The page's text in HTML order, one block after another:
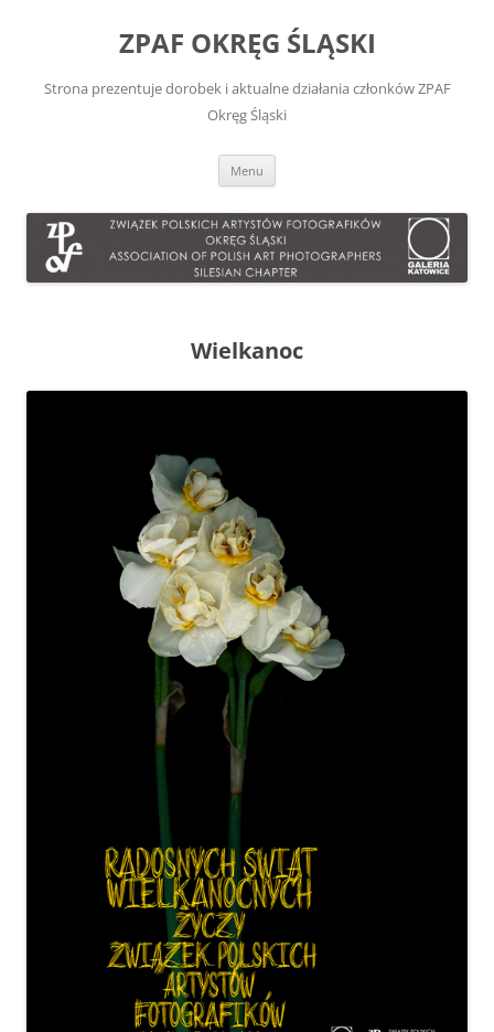
ZPAF OKRĘG ŚLĄSKI
Strona prezentuje dorobek i aktualne działania członków ZPAF
Okręg Śląski
Menu
Wielkanoc